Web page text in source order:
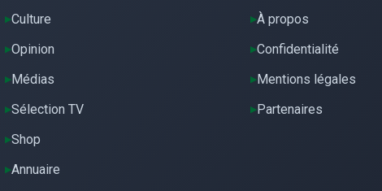
Culture
Opinion
Médias
Sélection TV
Shop
Annuaire
À propos
Confidentialité
Mentions légales
Partenaires